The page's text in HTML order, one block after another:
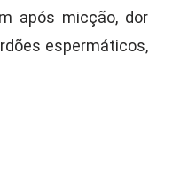
após micção, dor
espermáticos,